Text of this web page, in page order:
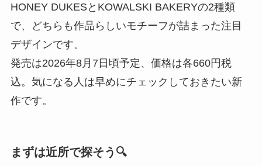
HONEY DUKESとKOWALSKI BAKERYの2種類
で、どちらも作品らしいモチーフが詰まった注目
デザインです。
発売は2026年8月7日頃予定、価格は各660円税
込。気になる人は早めにチェックしておきたい新
作です。
まずは近所で探そう🔍